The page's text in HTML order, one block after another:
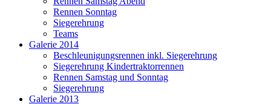
Rennen Sonntag
Siegerehrung
Teams
Galerie 2014
Beschleunigungsrennen inkl. Siegerehrung
Siegerehrung Kindertraktorrennen
Rennen Samstag und Sonntag
Siegerehrung
Galerie 2013